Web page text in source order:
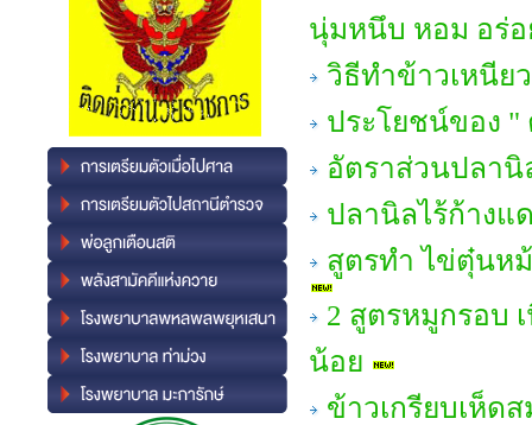
นุ่มหนึบ หอม อร่อ
วิธีทำข้าวเหนีย
ประโยชน์ของ "
อัตราส่วนปลา
ปลานิลไร้ก้างแ
สูตรทำ ไข่ตุ๋นห
2 สูตรหมูกรอบ
น้อย
ข้าวเกรียบเห็ด